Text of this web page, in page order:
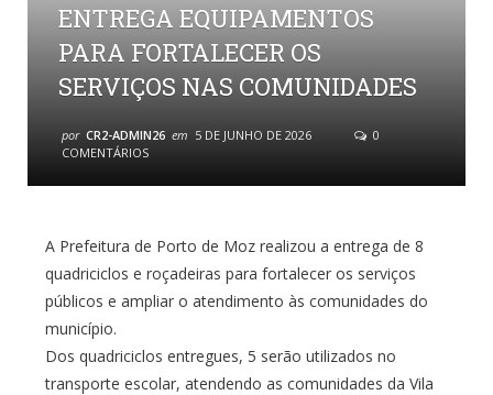
ENTREGA EQUIPAMENTOS
PARA FORTALECER OS
SERVIÇOS NAS COMUNIDADES
por CR2-ADMIN26 em 5 DE JUNHO DE 2026
0
COMENTÁRIOS
A Prefeitura de Porto de Moz realizou a entrega de 8
quadriciclos e roçadeiras para fortalecer os serviços
públicos e ampliar o atendimento às comunidades do
município.
Dos quadriciclos entregues, 5 serão utilizados no
transporte escolar, atendendo as comunidades da Vila